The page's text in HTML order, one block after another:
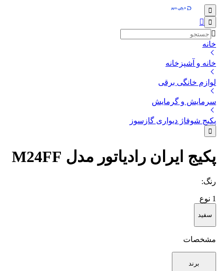
خانه
خانه و آشپزخانه
لوازم خانگی برقی
سرمایش و گرمایش
پکیج شوفاژ دیواری گازسوز
پکیج ایران رادیاتور مدل M24FF
رنگ:
1 نوع
سفید
مشخصات
برند